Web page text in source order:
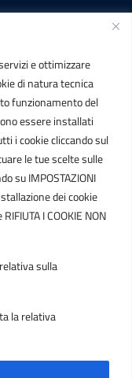
e ottimizzare
di natura tecnica
funzionamento del
essere installati
i cookie cliccando sul
le tue scelte sulle
su IMPOSTAZIONI
dei cookie
I COOKIE NON
sulla
la relativa